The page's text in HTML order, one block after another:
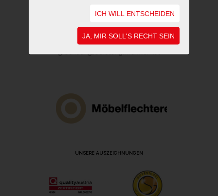
ICH WILL ENTSCHEIDEN
JA, MIR SOLL'S RECHT SEIN
UNSERE AUSZEICHNUNGEN